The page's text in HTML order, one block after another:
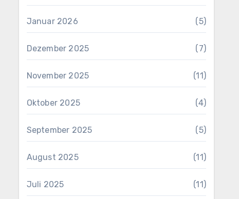
Januar 2026 (5)
Dezember 2025 (7)
November 2025 (11)
Oktober 2025 (4)
September 2025 (5)
August 2025 (11)
Juli 2025 (11)